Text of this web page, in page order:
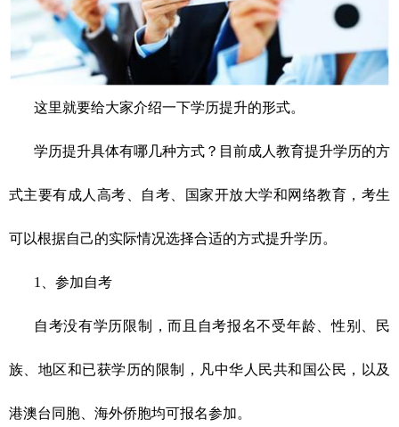
这里就要给大家介绍一下学历提升的形式。
学历提升具体有哪几种方式？目前成人教育提升学历的方
式主要有成人高考、自考、国家开放大学和网络教育，考生
可以根据自己的实际情况选择合适的方式提升学历。
1、参加自考
自考没有学历限制，而且自考报名不受年龄、性别、民
族、地区和已获学历的限制，凡中华人民共和国公民，以及
港澳台同胞、海外侨胞均可报名参加。